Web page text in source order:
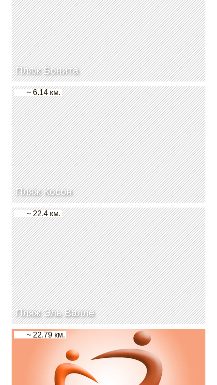
Пляж Бонита
Пляж Косон
~ 6.14 км.
Пляж Эль Валле
~ 22.4 км.
~ 22.79 км.